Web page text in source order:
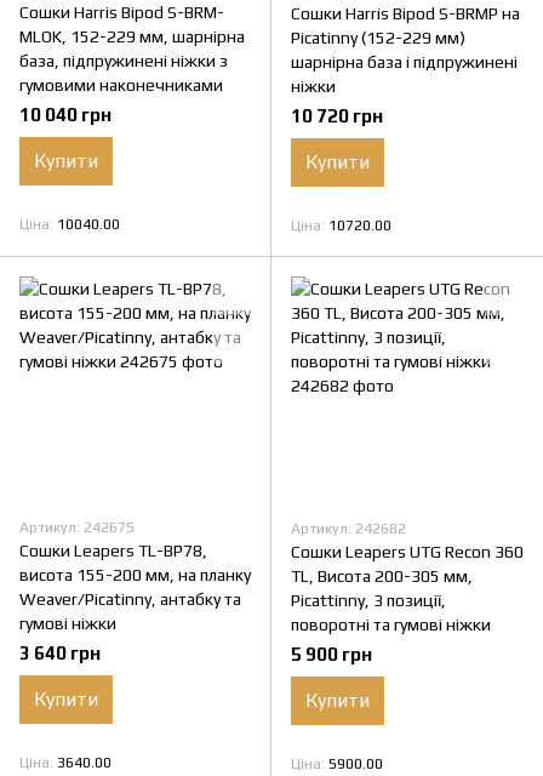
Сошки Harris Bipod S-BRM-
MLOK, 152-229 мм, шарнірна
база, підпружинені ніжки з
гумовими наконечниками
10 040 грн
Купити
Ціна 10040.00
Сошки Harris Bipod S-BRMP на
Picatinny (152-229 мм)
шарнірна база і підпружинені
ніжки
10 720 грн
Купити
Ціна 10720.00
Артикул: 242675
Сошки Leapers TL-BP78,
висота 155-200 мм, на планку
Weaver/Picatinny, антабку та
гумові ніжки
3 640 грн
Купити
Ціна 3640.00
Артикул: 242682
Сошки Leapers UTG Recon 360
TL, Висота 200-305 мм,
Picattinny, 3 позиції,
поворотні та гумові ніжки
5 900 грн
Купити
Ціна 5900.00